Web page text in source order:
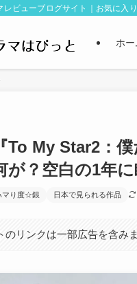
レビューブログサイト｜お気に入
ホー
『To My Star2：
が？空白の1年
マり度☆銀 日本で見られる作品
のリンクは一部広告を含み